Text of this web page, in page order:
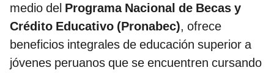
medio del Programa Nacional de Becas y
Crédito Educativo (Pronabec), ofrece
beneficios integrales de educación superior a
jóvenes peruanos que se encuentren cursando